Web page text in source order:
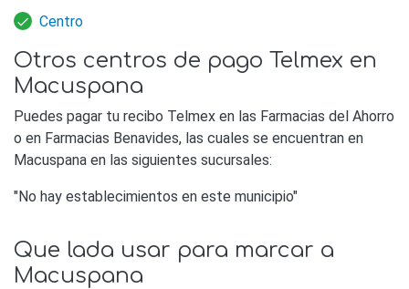
Centro
Otros centros de pago Telmex en
Macuspana
Puedes pagar tu recibo Telmex en las Farmacias del Ahorro
o en Farmacias Benavides, las cuales se encuentran en
Macuspana en las siguientes sucursales:
"No hay establecimientos en este municipio"
Que lada usar para marcar a
Macuspana